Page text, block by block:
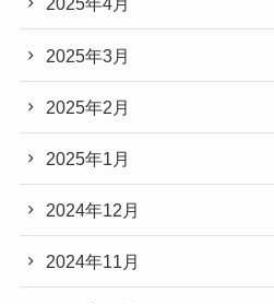
2025年3月
2025年2月
2025年1月
2024年12月
2024年11月